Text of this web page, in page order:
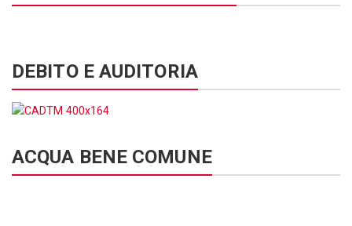
DEBITO E AUDITORIA
ACQUA BENE COMUNE